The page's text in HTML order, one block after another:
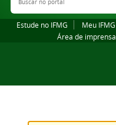
Estude no IFMG Meu IFMG
Área de imprensa